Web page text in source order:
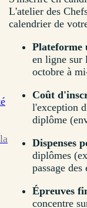
L'atelier des
calendrier de
Plateforme
en ligne sur
octobre à
Coût
l'exception
diplôme
Dispenses
diplômes
passage des
Épreuves
concentre